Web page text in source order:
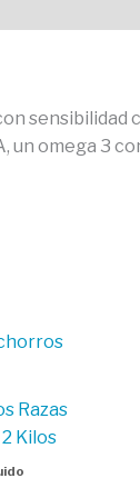
sensibilidad
un omega 3
Razas
Kilos